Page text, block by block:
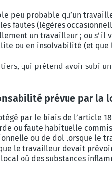
peu probable qu’un
fautes (légères
un travailleur ; ou s’il
ou en insolvabilité (et que
qui prétend avoir subi
prévue par la
par le biais de l’article
ou faute habituelle
ou de dol lorsque le
le travailleur devait
où des substances